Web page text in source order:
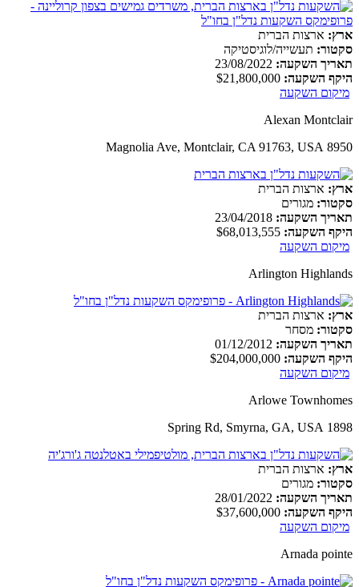
ארץ: ארצות הברית
סקטור: תעשייה/לוגיסטיקה
תאריך השקעה:
היקף השקעה:
מיקום השקעה
Alexan Montclair
8950 Magnolia Ave, Montclair, CA 91763, USA
ארץ: ארצות הברית
סקטור: מגורים
תאריך השקעה:
היקף השקעה:
מיקום השקעה
Arlington Highlands
ארץ: ארצות הברית
סקטור: מסחר
תאריך השקעה:
היקף השקעה:
מיקום השקעה
Arlowe Townhomes
1898 Spring Rd, Smyrna, GA, USA
ארץ: ארצות הברית
סקטור: מגורים
תאריך השקעה:
היקף השקעה:
מיקום השקעה
Arnada pointe